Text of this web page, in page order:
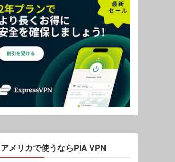
アメリカで使うならPIA VPN